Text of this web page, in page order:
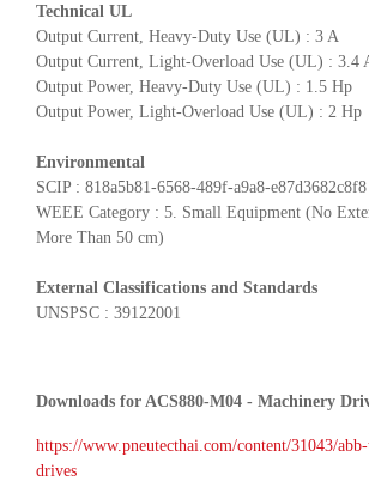
Technical UL
Output Current, Heavy-Duty Use (UL) : 3 A
Output Current, Light-Overload Use (UL) : 3.4
Output Power, Heavy-Duty Use (UL) : 1.5 Hp
Output Power, Light-Overload Use (UL) : 2 Hp
Environmental
SCIP : 818a5b81-6568-489f-a9a8-
WEEE Category : 5. Small Equipment (No
More Than 50 cm)
External Classifications and Standards
UNSPSC : 39122001
Downloads for ACS880-M04 - Machinery
https://www.pneutecthai.com/content/31043/
drives